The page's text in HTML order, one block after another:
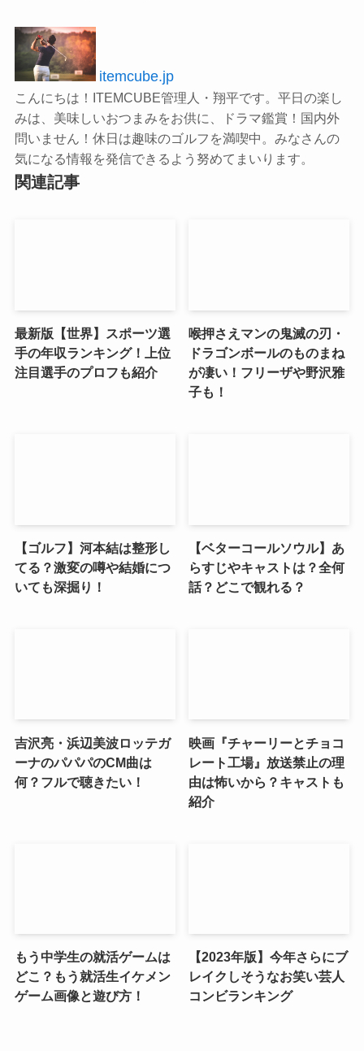
itemcube.jp
こんにちは！ITEMCUBE管理人・翔平です。平日の楽し
みは、美味しいおつまみをお供に、ドラマ鑑賞！国内外
問いません！休日は趣味のゴルフを満喫中。みなさんの
気になる情報を発信できるよう努めてまいります。
関連記事
最新版【世界】スポーツ選
手の年収ランキング！上位
注目選手のプロフも紹介
喉押さえマンの鬼滅の刃・
ドラゴンボールのものまね
が凄い！フリーザや野沢雅
子も！
【ゴルフ】河本結は整形し
てる？激変の噂や結婚につ
いても深掘り！
【ベターコールソウル】あ
らすじやキャストは？全何
話？どこで観れる？
吉沢亮・浜辺美波ロッテガ
ーナのパパパのCM曲は
何？フルで聴きたい！
映画『チャーリーとチョコ
レート工場』放送禁止の理
由は怖いから？キャストも
紹介
もう中学生の就活ゲームは
どこ？もう就活生イケメン
ゲーム画像と遊び方！
【2023年版】今年さらにブ
レイクしそうなお笑い芸人
コンビランキング